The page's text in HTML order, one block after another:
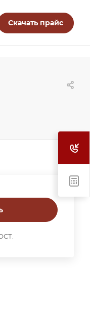
Скачать прайс